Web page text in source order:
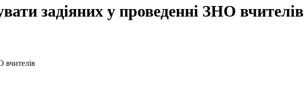
задіяних у проведенні ЗНО вчителів